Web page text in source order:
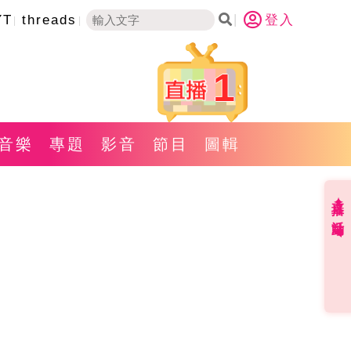
threads 登入
1
樂 專題 影音 節目 圖輯
直播✦活動